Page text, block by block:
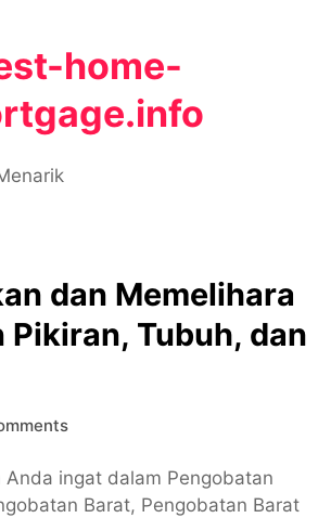
home-
dan Memelihara
Pikiran, Tubuh, dan
Anda ingat dalam Pengobatan
Barat, Pengobatan Barat